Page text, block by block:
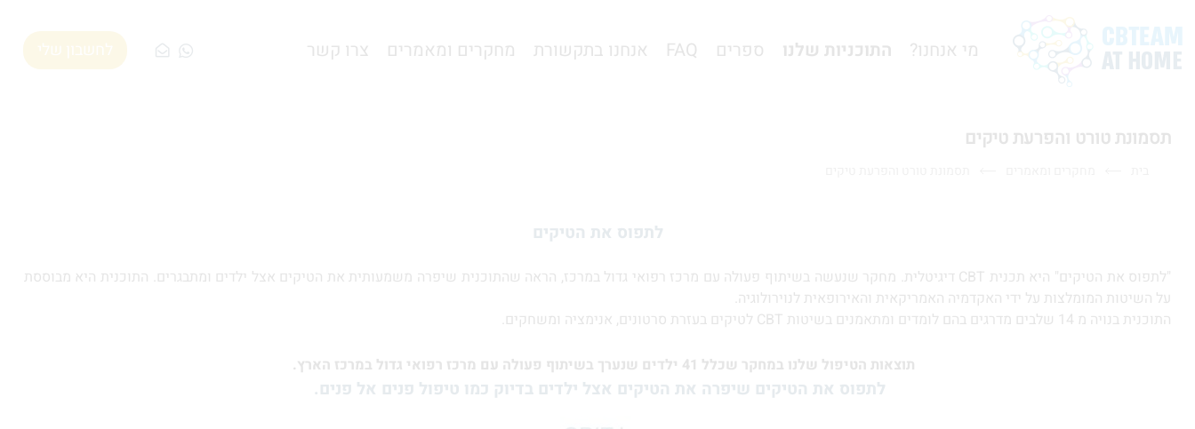
מי אנחנו? התוכניות שלנו ספרים FAQ אנחנו בתקשורת מחקרים ומאמרים צרו קשר
תסמונת טורט והפרעת טיקים
לתפוס את הטיקים
"לתפוס את הטיקים" היא תכנית CBT דיגיטלית. מחקר שנעשה בשיתוף פעולה עם מרכז רפואי גדול במרכז, הראה שהתוכנית שיפרה משמעותית את הטיקים אצל ילדים ומתבגרים. התוכנית היא מבוססת
על השיטות המומלצות על ידי האקדמיה האמריקאית והאירופאית לנוירולוגיה.
התוכנית בנויה מ 14 שלבים מדרגים בהם לומדים ומתאמנים בשיטות CBT לטיקים בעזרת סרטונים, אנימציה ומשחקים.
תוצאות הטיפול שלנו במחקר שכלל 41 ילדים שנערך בשיתוף פעולה עם מרכז רפואי גדול במרכז הארץ.
לתפוס את הטיקים שיפרה את הטיקים אצל ילדים בדיוק כמו טיפול פנים אל פנים.